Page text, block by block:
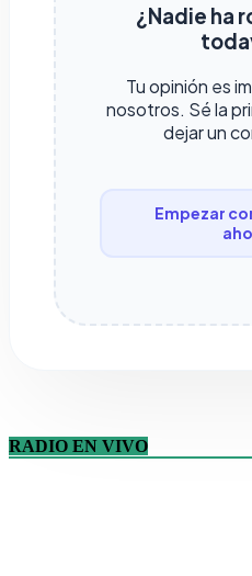
¿Nadie ha
Tu opinión es
nosotros. Sé la
dejar un
Empezar
RADIO EN VIVO